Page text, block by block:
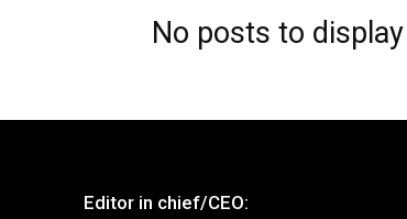
No posts to display
Editor in chief/CEO: